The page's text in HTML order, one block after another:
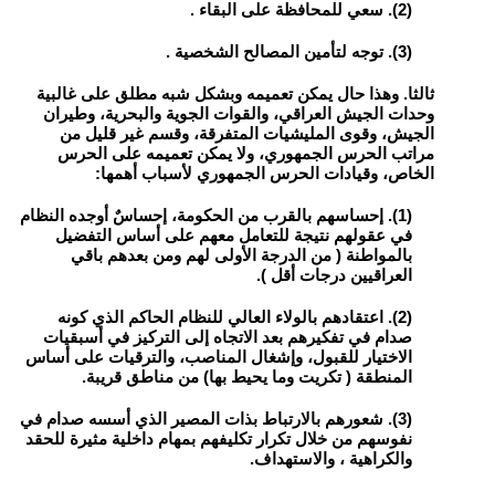
(2). سعي للمحافظة على البقاء .
(3). توجه لتأمين المصالح الشخصية .
ثالثا. وهذا حال يمكن تعميمه وبشكل شبه مطلق على غالبية
وحدات الجيش العراقي، والقوات الجوية والبحرية، وطيران
الجيش، وقوى المليشيات المتفرقة، وقسم غير قليل من
مراتب الحرس الجمهوري، ولا يمكن تعميمه على الحرس
الخاص، وقيادات الحرس الجمهوري لأسباب أهمها:
(1). إحساسهم بالقرب من الحكومة، إحساسٌ أوجده النظام
في عقولهم نتيجة للتعامل معهم على أساس التفضيل
بالمواطنة ( من الدرجة الأولى لهم ومن بعدهم باقي
العراقيين درجات أقل ).
(2). اعتقادهم بالولاء العالي للنظام الحاكم الذي كونه
صدام في تفكيرهم بعد الاتجاه إلى التركيز في أسبقيات
الاختيار للقبول، وإشغال المناصب، والترقيات على أساس
المنطقة ( تكريت وما يحيط بها) من مناطق قريبة.
(3). شعورهم بالارتباط بذات المصير الذي أسسه صدام في
نفوسهم من خلال تكرار تكليفهم بمهام داخلية مثيرة للحقد
والكراهية ، والاستهداف.